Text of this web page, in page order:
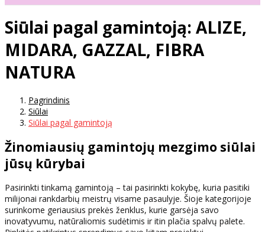
Siūlai pagal gamintoją: ALIZE,
MIDARA, GAZZAL, FIBRA
NATURA
Pagrindinis
Siūlai
Siūlai pagal gamintoją
Žinomiausių gamintojų mezgimo siūlai
jūsų kūrybai
Pasirinkti tinkamą gamintoją – tai pasirinkti kokybę, kuria pasitiki
milijonai rankdarbių meistrų visame pasaulyje. Šioje kategorijoje
surinkome geriausius prekės ženklus, kurie garsėja savo
inovatyvumu, natūraliomis sudėtimis ir itin plačia spalvų palete.